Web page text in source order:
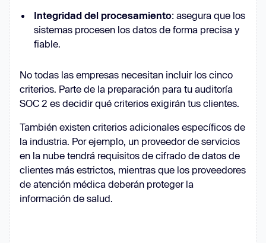
Integridad del procesamiento: asegura que los
sistemas procesen los datos de forma precisa y
fiable.
No todas las empresas necesitan incluir los cinco
criterios. Parte de la preparación para tu auditoría
SOC 2 es decidir qué criterios exigirán tus clientes.
También existen criterios adicionales específicos de
la industria. Por ejemplo, un proveedor de servicios
en la nube tendrá requisitos de cifrado de datos de
clientes más estrictos, mientras que los proveedores
de atención médica deberán proteger la
información de salud.